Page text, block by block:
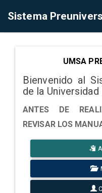
Sistema
UMSA
Bienvenido al
de la
ANTES DE
REVISAR LOS